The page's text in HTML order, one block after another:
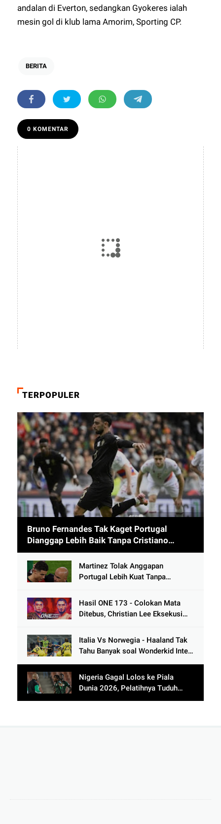
andalan di Everton, sedangkan Gyokeres ialah
mesin gol di klub lama Amorim, Sporting CP.
BERITA
0 KOMENTAR
TERPOPULER
Bruno Fernandes Tak Kaget Portugal
Dianggap Lebih Baik Tanpa Cristiano
Ronaldo usai Cetak 9 Gol
Martinez Tolak Anggapan
Portugal Lebih Kuat Tanpa
di Bawah Thailand
Hasil ONE 173 - Colokan Mata
Ditebus, Christian Lee Eksekusi
Lutut
Italia Vs Norwegia - Haaland Tak
Tahu Banyak soal Wonderkid Inter
Nigeria Gagal Lolos ke Piala
Dunia 2026, Pelatihnya Tuduh
Lawan Pakai Dukun